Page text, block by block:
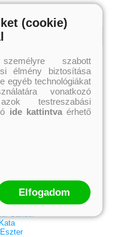
Carrigan
Gábor
Attila
Gyula
Stefán Tibor
Katalin
Bliss
Sándor
(cookie)
szabott
élmény biztosítása
egyéb technológiákat
vonatkozó
testreszabási
ide kattintvaérhető
Elfogadom